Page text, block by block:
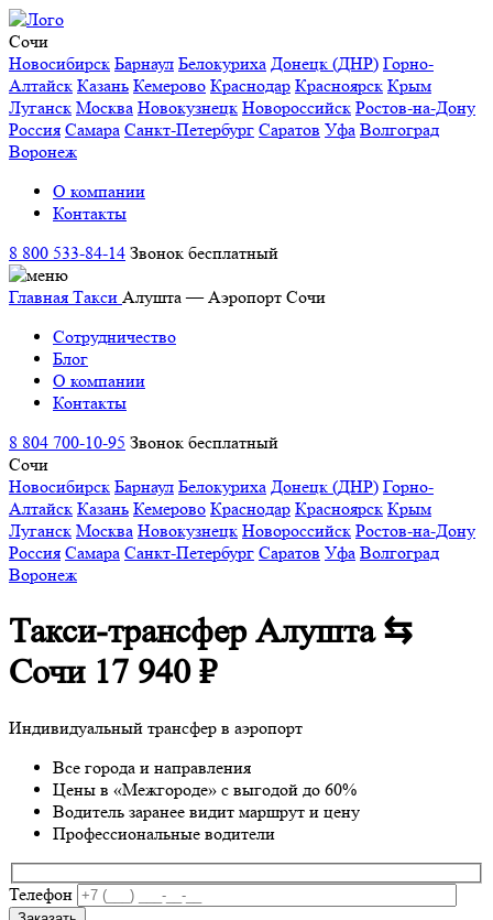
Сочи
Новосибирск Барнаул Белокуриха Донецк (ДНР) Горно-
Алтайск Казань Кемерово Краснодар Красноярск Крым
Луганск Москва Новокузнецк Новороссийск Ростов-на-Дону
Россия Самара Санкт-Петербург Саратов Уфа Волгоград
Воронеж
О компании
Контакты
8 800 533-84-14 Звонок бесплатный
Главная Такси Алушта — Аэропорт Сочи
Сотрудничество
Блог
О компании
Контакты
8 804 700-10-95 Звонок бесплатный
Сочи
Новосибирск Барнаул Белокуриха Донецк (ДНР) Горно-
Алтайск Казань Кемерово Краснодар Красноярск Крым
Луганск Москва Новокузнецк Новороссийск Ростов-на-Дону
Россия Самара Санкт-Петербург Саратов Уфа Волгоград
Воронеж
Такси-трансфер Алушта ⇆
Сочи 17 940 ₽
Индивидуальный трансфер в аэропорт
Все города и направления
Цены в «Межгороде» с выгодой до 60%
Водитель заранее видит маршрут и цену
Профессиональные водители
Телефон